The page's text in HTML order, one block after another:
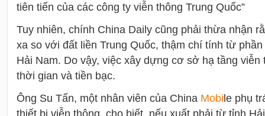
tiên tiến của các công ty viễn thông Trung Quốc”
Tuy nhiên, chính China Daily cũng phải thừa nhận
xa so với đất liền Trung Quốc, thậm chí tính từ
Hải Nam. Do vậy, việc xây dựng cơ sở hạ tầng viễn
thời gian và tiền bạc.
Ông Su Tấn, một nhân viên của China Mobile phụ
thiết bị viễn thông, cho biết, nếu xuất phải từ tỉnh